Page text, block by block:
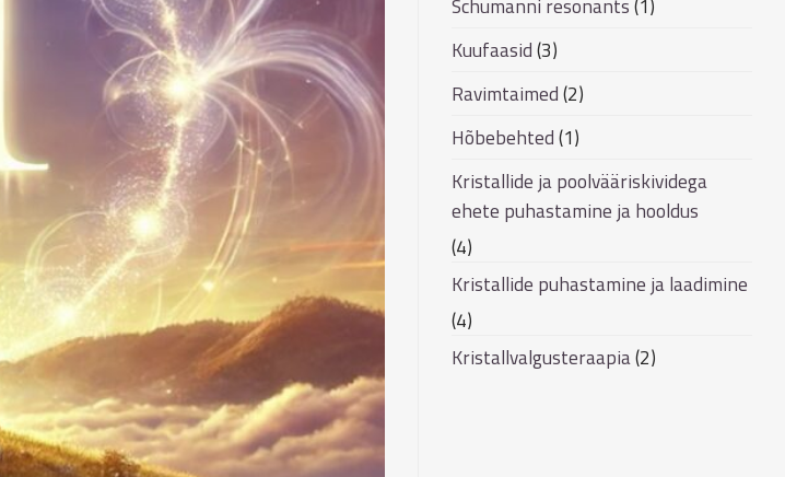
Schumanni resonants(1)
Kuufaasid(3)
Ravimtaimed(2)
Hõbebehted(1)
Kristallide ja poolvääriskividega
ehete puhastamine ja hooldus
(4)
Kristallide puhastamine ja laadimine
(4)
Kristallvalgusteraapia(2)